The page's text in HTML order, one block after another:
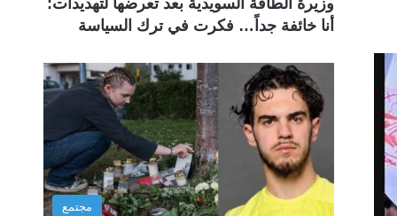
وزيرة الطاقة السويدية بعد تعرضها لتهديدات:
أنا خائفة جداً… فكرت في ترك السياسة
مجتمع